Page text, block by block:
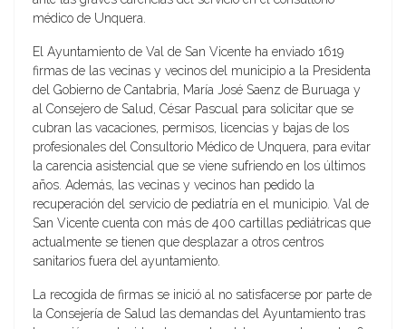
médico de Unquera.
El Ayuntamiento de Val de San Vicente ha enviado 1619
firmas de las vecinas y vecinos del municipio a la Presidenta
del Gobierno de Cantabria, María José Saenz de Buruaga y
al Consejero de Salud, César Pascual para solicitar que se
cubran las vacaciones, permisos, licencias y bajas de los
profesionales del Consultorio Médico de Unquera, para evitar
la carencia asistencial que se viene sufriendo en los últimos
años. Además, las vecinas y vecinos han pedido la
recuperación del servicio de pediatría en el municipio. Val de
San Vicente cuenta con más de 400 cartillas pediátricas que
actualmente se tienen que desplazar a otros centros
sanitarios fuera del ayuntamiento.
La recogida de firmas se inició al no satisfacerse por parte de
la Consejería de Salud las demandas del Ayuntamiento tras